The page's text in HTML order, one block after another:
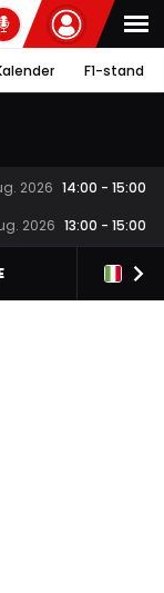
F1-stand
2026 14:00 - 15:00
2026 13:00 - 15:00